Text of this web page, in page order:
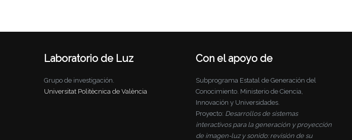
Laboratorio de Luz
Grupo de investigación.
Universitat Politècnica de València
Con el apoyo de
Subprograma Estatal de Generación del
Conocimiento. Ministerio de Ciencia,
Innovación y Universidades.
Proyecto: Desarrollos de sistemas
interactivos para la generación y proyección
de imagen-luz y sonido: revisión de su